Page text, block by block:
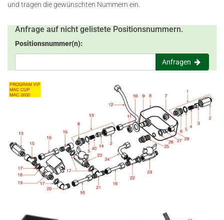
und tragen die gewünschten Nummern ein.
Anfrage auf nicht gelistete Positionsnummern.
Positionsnummer(n):
Anfragen